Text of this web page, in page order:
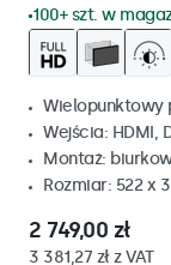
100+ szt. w
Wielopunktowy
Wejścia: HDMI,
Montaż:
Rozmiar: 522 x
2 749,00 zł
3 381,27 zł z VAT